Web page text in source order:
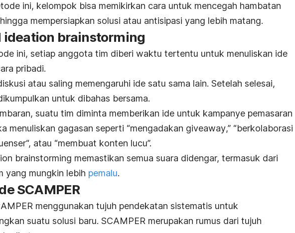
ini, kelompok bisa memikirkan cara untuk mencegah hambatan
mempersiapkan solusi atau antisipasi yang lebih matang.
ideation brainstorming
ini, setiap anggota tim diberi waktu tertentu untuk menuliskan ide
pribadi.
atau saling memengaruhi ide satu sama lain. Setelah selesai,
untuk dibahas bersama.
suatu tim diminta memberikan ide untuk kampanye pemasaran
menuliskan gagasan seperti “mengadakan giveaway,” “berkolaborasi
“, atau “membuat konten lucu”.
brainstorming memastikan semua suara didengar, termasuk dari
yang mungkin lebih pemalu.
SCAMPER
menggunakan tujuh pendekatan sistematis untuk
suatu solusi baru. SCAMPER merupakan rumus dari tujuh